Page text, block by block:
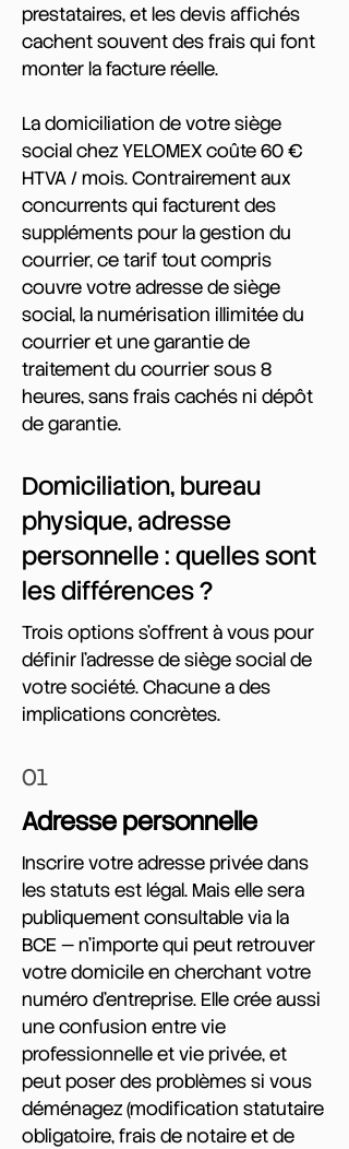
prestataires, et les devis affichés
cachent souvent des frais qui font
monter la facture réelle.
La domiciliation de votre siège
social chez YELOMEX coûte 60 €
HTVA / mois. Contrairement aux
concurrents qui facturent des
suppléments pour la gestion du
courrier, ce tarif tout compris
couvre votre adresse de siège
social, la numérisation illimitée du
courrier et une garantie de
traitement du courrier sous 8
heures, sans frais cachés ni dépôt
de garantie.
Domiciliation, bureau
physique, adresse
personnelle : quelles sont
les différences ?
Trois options s'offrent à vous pour
définir l'adresse de siège social de
votre société. Chacune a des
implications concrètes.
01
Adresse personnelle
Inscrire votre adresse privée dans
les statuts est légal. Mais elle sera
publiquement consultable via la
BCE — n'importe qui peut retrouver
votre domicile en cherchant votre
numéro d'entreprise. Elle crée aussi
une confusion entre vie
professionnelle et vie privée, et
peut poser des problèmes si vous
déménagez (modification statutaire
obligatoire, frais de notaire et de